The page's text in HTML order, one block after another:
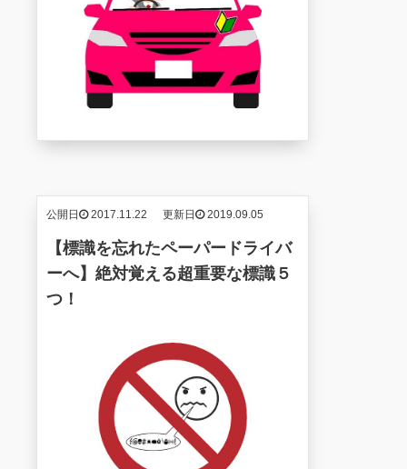
公開日 2017.11.22 更新日 2019.09.05
【標識を忘れたペーパードライバ
ーへ】絶対覚える超重要な標識５
つ！